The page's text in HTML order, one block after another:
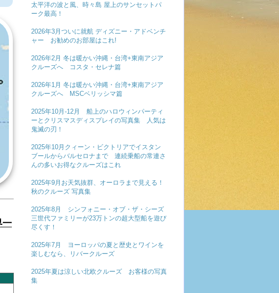
一
太平洋の波と風、時々島 屋上のサンセットパ
ーク最高！
2026年3月ついに就航 ディズニー・アドベンチ
ャー お勧めのお部屋はこれ!
2026年2月 冬は暖かい沖縄・台湾+東南アジア
クルーズへ コスタ・セレナ篇
2026年1月 冬は暖かい沖縄・台湾+東南アジア
クルーズへ MSCベリッシマ篇
2025年10月-12月 船上のハロウィンパーティ
ーとクリスマスディスプレイの写真集 人気は
鬼滅の刃！
2025年10月クィーン・ビクトリアでイスタン
ブールからバルセロナまで 連続乗船の常連さ
んの多いお得なクルーズはこれ
2025年9月お天気抜群、オーロラまで見える！
秋のクルーズ 写真集
2025年8月 シンフォニー・オブ・ザ・シーズ
三世代ファミリーが23万トンの超大型船を遊び
尽くす！
2025年7月 ヨーロッパの夏と歴史とワインを
楽しむなら、リバークルーズ
2025年夏は涼しい北欧クルーズ お客様の写真
集